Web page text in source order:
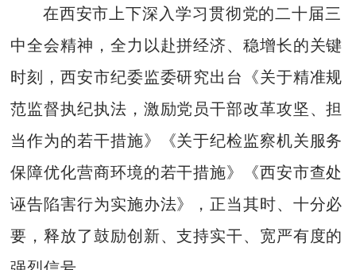
在西安市上下深入学习贯彻党的二十届三
中全会精神，全力以赴拼经济、稳增长的关键
时刻，西安市纪委监委研究出台《关于精准规
范监督执纪执法，激励党员干部改革攻坚、担
当作为的若干措施》《关于纪检监察机关服务
保障优化营商环境的若干措施》《西安市查处
诬告陷害行为实施办法》，正当其时、十分必
要，释放了鼓励创新、支持实干、宽严有度的